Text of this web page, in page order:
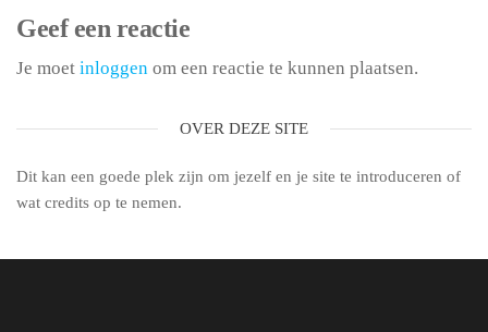
Geef een reactie
Je moet inloggen om een reactie te kunnen plaatsen.
OVER DEZE SITE
Dit kan een goede plek zijn om jezelf en je site te introduceren of
wat credits op te nemen.